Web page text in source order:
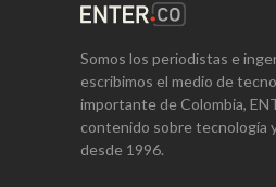
Somos los periodistas e
escribimos el medio de
importante de Colombia,
contenido sobre tecnología
desde 1996.